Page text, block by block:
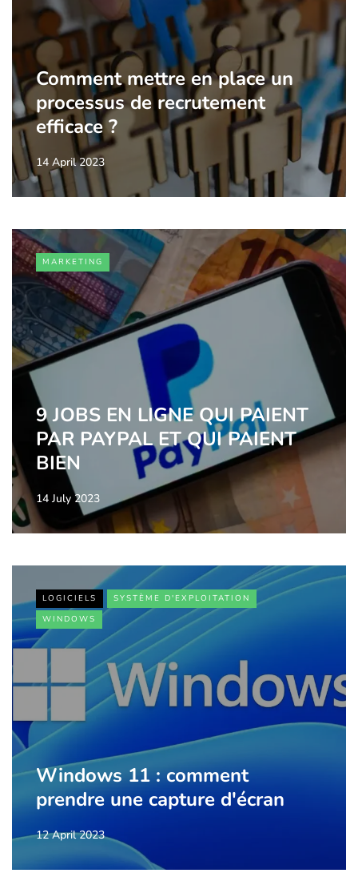
Comment mettre en place un
processus de recrutement
efficace ?
14 April 2023
MARKETING
9 JOBS EN LIGNE QUI PAIENT
PAR PAYPAL ET QUI PAIENT
BIEN
14 July 2023
LOGICIELS
SYSTÈME D'EXPLOITATION
WINDOWS
Windows 11 : comment
prendre une capture d'écran
12 April 2023